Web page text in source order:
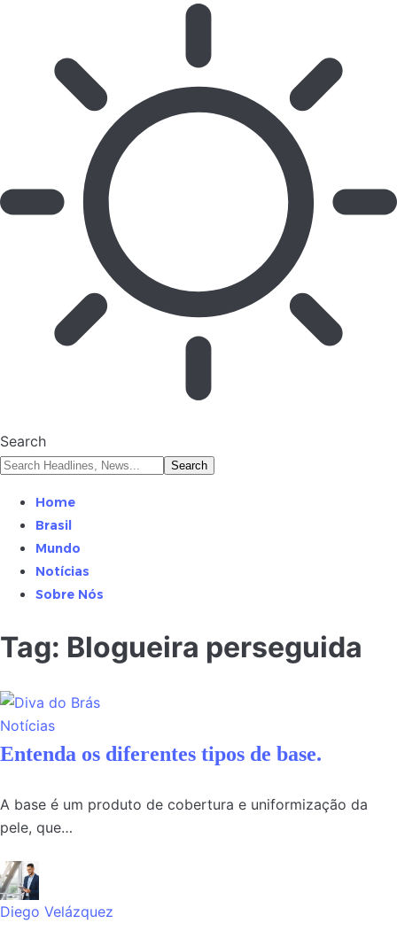
Search
Home
Brasil
Mundo
Notícias
Sobre Nós
Tag: Blogueira perseguida
Notícias
Entenda os diferentes tipos de base.
A base é um produto de cobertura e uniformização da
pele, que…
Diego Velázquez